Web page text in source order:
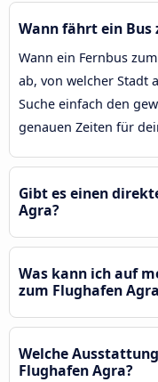
Wann fährt ein Bus
Wann ein Fernbus
ab, von welcher Stadt
Suche einfach den
genauen Zeiten für
Gibt es einen
Agra?
Was kann ich auf
zum Flughafen
Welche
Flughafen Agra?